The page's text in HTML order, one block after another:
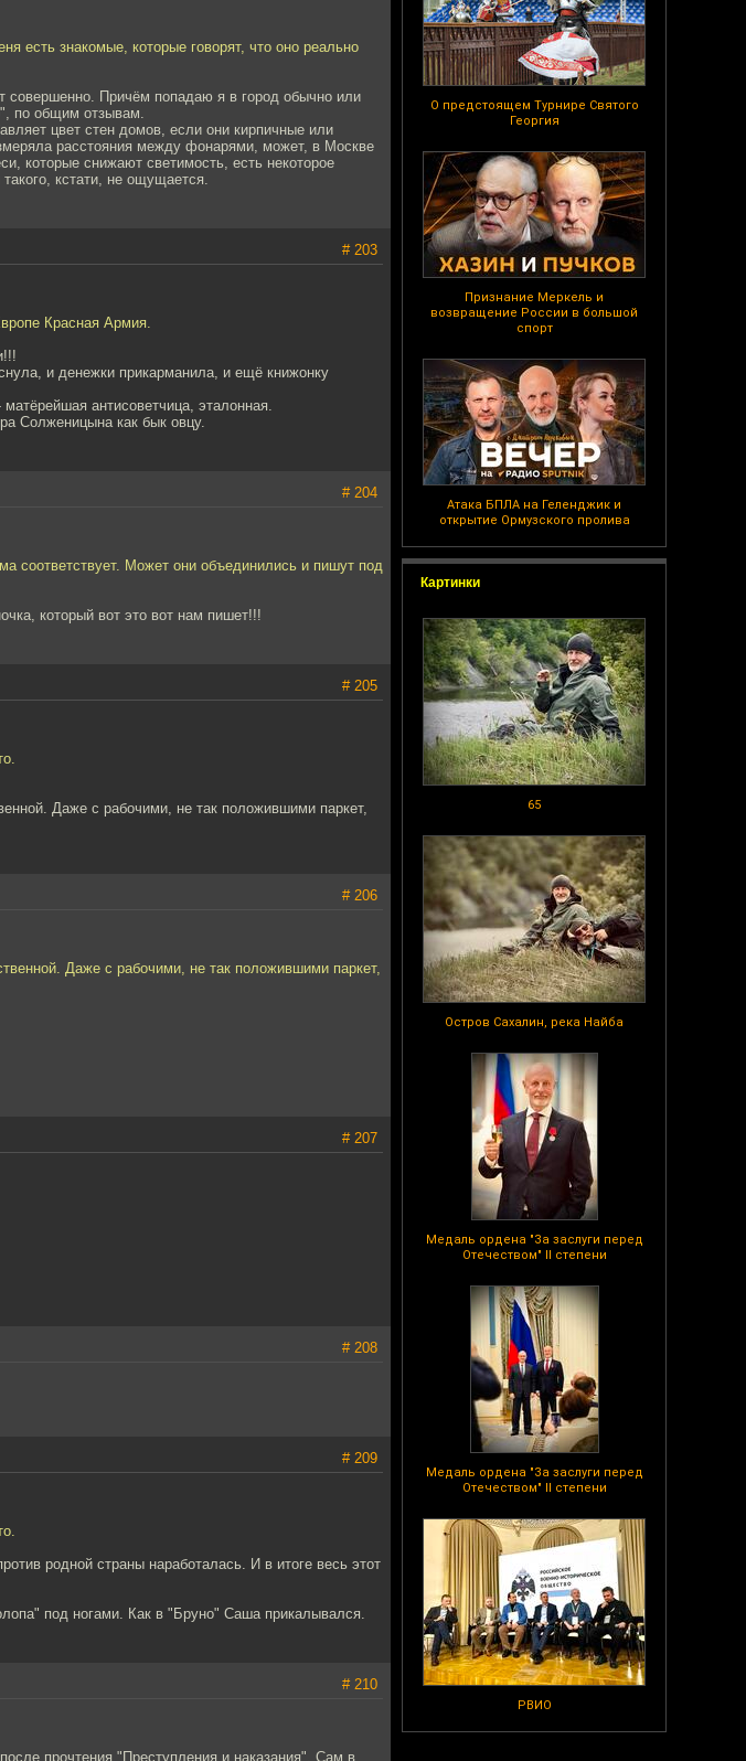
О предстоящем Турнире Святого
Георгия
Признание Меркель и
возвращение России в большой
спорт
Атака БПЛА на Геленджик и
открытие Ормузского пролива
Картинки
65
Остров Сахалин, река Найба
Медаль ордена "За заслуги перед
Отечеством" II степени
Медаль ордена "За заслуги перед
Отечеством" II степени
РВИО
есть знакомые, которые говорят, что оно реально
Причём попадаю я в город обычно или
по общим отзывам.
цвет стен домов, если они кирпичные или
расстояния между фонарями, может, в Москве
которые снижают светимость, есть некоторое
кстати, не ощущается.
# 203
Красная Армия.
и денежки прикарманила, и ещё книжонку
антисоветчица, эталонная.
Солженицына как бык овцу.
# 204
соответствует. Может они объединились и пишут под
который вот это вот нам пишет!!!
# 205
Даже с рабочими, не так положившими паркет,
# 206
Даже с рабочими, не так положившими паркет,
# 207
# 208
# 209
родной страны наработалась. И в итоге весь этот
под ногами. Как в "Бруно" Саша прикалывался.
# 210
прочтения "Преступления и наказания". Сам в